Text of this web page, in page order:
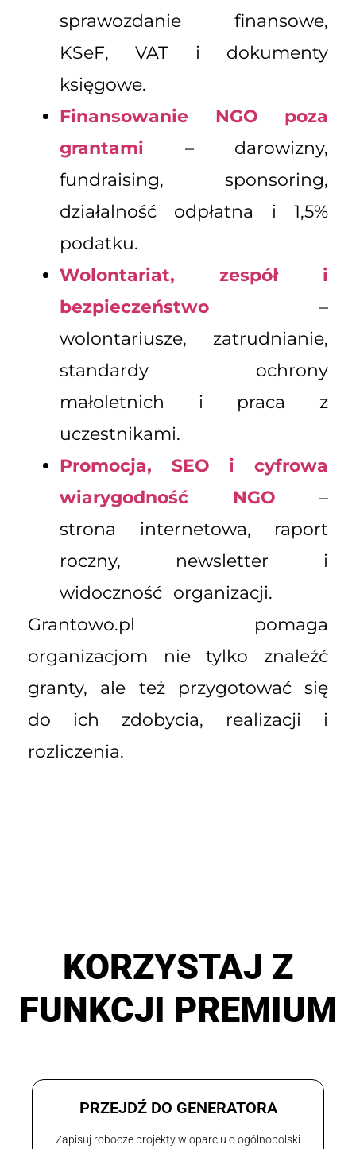
sprawozdanie finansowe,
KSeF, VAT i dokumenty
księgowe.
Finansowanie NGO poza
grantami – darowizny,
fundraising, sponsoring,
działalność odpłatna i 1,5%
podatku.
Wolontariat, zespół i
bezpieczeństwo –
wolontariusze, zatrudnianie,
standardy ochrony
małoletnich i praca z
uczestnikami.
Promocja, SEO i cyfrowa
wiarygodność NGO –
strona internetowa, raport
roczny, newsletter i
widoczność organizacji.
Grantowo.pl pomaga
organizacjom nie tylko znaleźć
granty, ale też przygotować się
do ich zdobycia, realizacji i
rozliczenia.
KORZYSTAJ Z
FUNKCJI PREMIUM
PRZEJDŹ DO GENERATORA
Zapisuj robocze projekty w oparciu o ogólnopolski